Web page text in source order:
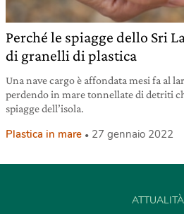
Perché le spiagge dello Sri
di granelli di plastica
Una nave cargo è affondata mesi fa al
perdendo in mare tonnellate di detriti
spiagge dell’isola.
Plastica in mare 27 gennaio 2022
ATTUALITÀ